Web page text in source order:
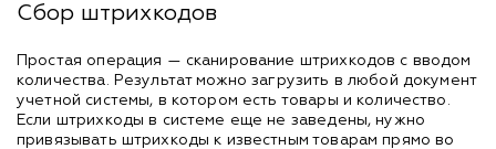
Сбор штрихкодов
Простая операция — сканирование штрихкодов с вводом
количества. Результат можно загрузить в любой документ
учетной системы, в котором есть товары и количество.
Если штрихкоды в системе еще не заведены, нужно
привязывать штрихкоды к известным товарам прямо во